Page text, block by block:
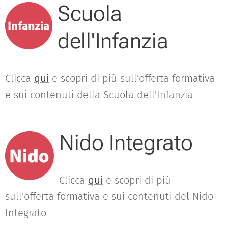
Scuola
dell'Infanzia
Clicca qui e scopri di più sull'offerta formativa
e sui contenuti della Scuola dell'Infanzia
Nido Integrato
Clicca qui e scopri di più
sull'offerta formativa e sui contenuti del Nido
Integrato